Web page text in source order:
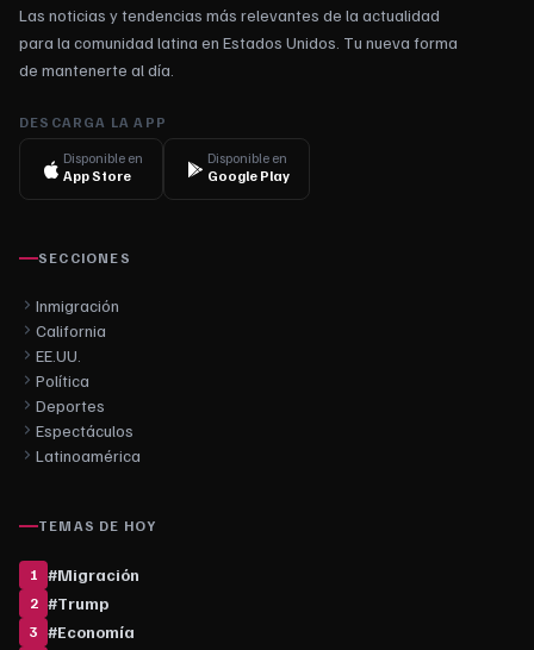
Las noticias y tendencias más relevantes de la actualidad
para la comunidad latina en Estados Unidos. Tu nueva forma
de mantenerte al día.
DESCARGA LA APP
Disponible en
App Store
Disponible en
Google Play
SECCIONES
Inmigración
California
EE.UU.
Política
Deportes
Espectáculos
Latinoamérica
TEMAS DE HOY
1 #Migración
2 #Trump
3 #Economía